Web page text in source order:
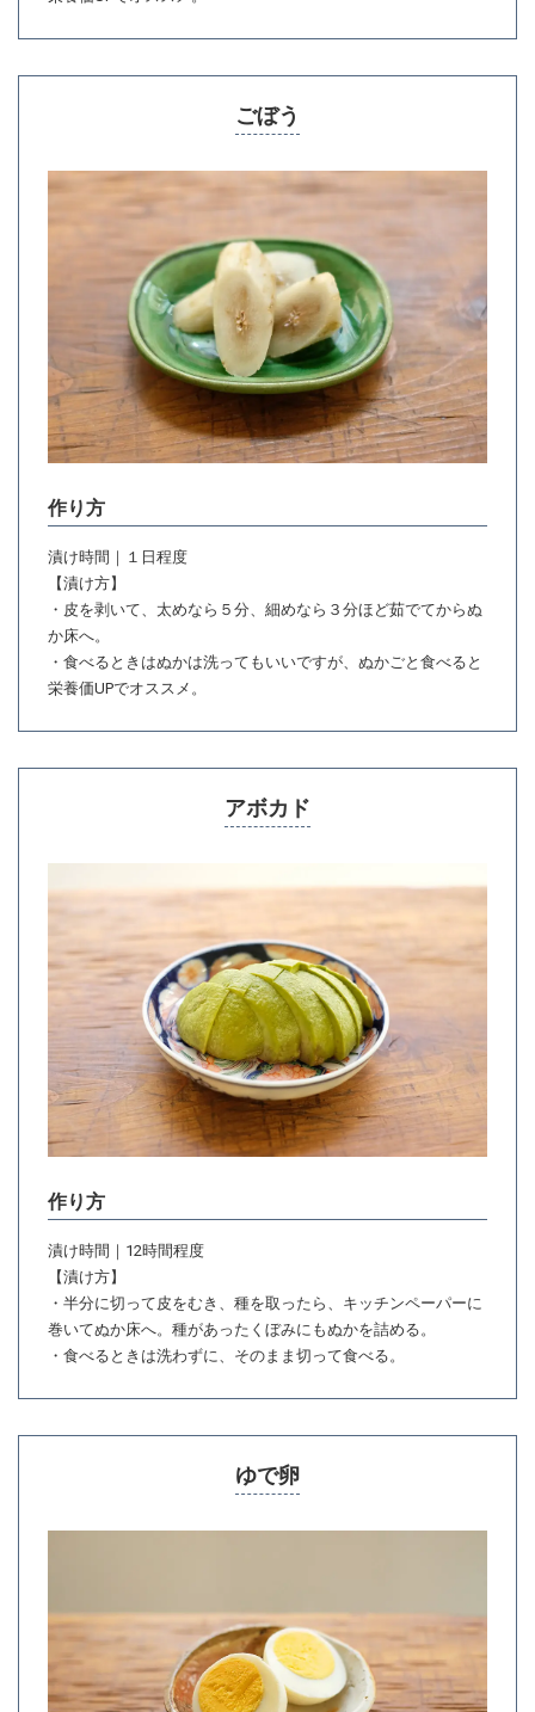
ごぼう
作り方
漬け時間｜１日程度
【漬け方】
・皮を剥いて、太めなら５分、細めなら３分ほど茹でてからぬ
か床へ。
・食べるときはぬかは洗ってもいいですが、ぬかごと食べると
栄養価UPでオススメ。
アボカド
作り方
漬け時間｜12時間程度
【漬け方】
・半分に切って皮をむき、種を取ったら、キッチンペーパーに
巻いてぬか床へ。種があったくぼみにもぬかを詰める。
・食べるときは洗わずに、そのまま切って食べる。
ゆで卵